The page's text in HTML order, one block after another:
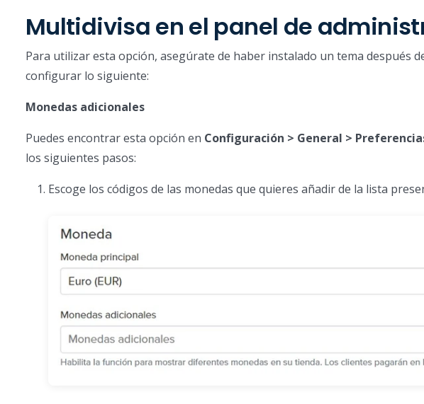
Multidivisa en el panel de
Para utilizar esta opción, asegúrate de haber instalado un tema después
configurar lo siguiente:
Monedas adicionales
Puedes encontrar esta opción en Configuración > General >
los siguientes pasos:
Escoge los códigos de las monedas que quieres añadir de la lista